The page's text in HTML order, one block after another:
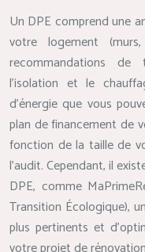
Un DPE comprend une
votre logement
recommandations
l’isolation et le
d’énergie que vous
plan de financement de
fonction de la taille de
l’audit. Cependant, il
DPE, comme
Transition Écologique),
plus pertinents et